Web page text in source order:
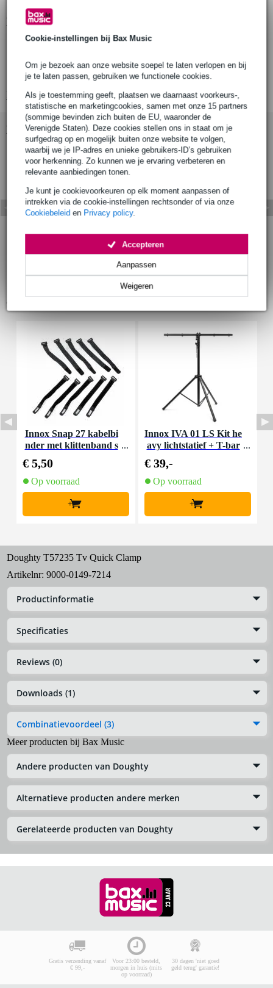
Cookie-instellingen bij Bax Music
Om je bezoek aan onze website soepel te laten verlopen en bij
je te laten passen, gebruiken we functionele cookies.
Als je toestemming geeft, plaatsen we daarnaast voorkeurs-,
statistische en marketingcookies, samen met onze 15 partners
(sommige bevinden zich buiten de EU, waaronder de
Verenigde Staten). Deze cookies stellen ons in staat om je
surfgedrag op en mogelijk buiten onze website te volgen,
waarbij we je IP-adres en unieke gebruikers-ID’s gebruiken
voor herkenning. Zo kunnen we je ervaring verbeteren en
relevante aanbiedingen tonen.
Je kunt je cookievoorkeuren op elk moment aanpassen of
intrekken via de cookie-instellingen rechtsonder of via onze
Cookiebeleid en Privacy policy.
Weigeren
Aanpassen
Accepteren
Productinformatie
Geschikt voor buisdiameter: 48 mm – 51 mm (1.89” – 2.01”)
Klem breedte: 50 mm (1.97”)
Spigot-ontvanger: Ø29 mm (1.14”)
Bekijk alle productspecificaties
Bekijk ook eens (1)
Accessoires (9)
Innox Snap 27 kabelbi
nder met klittenband s
€ 5,50
Op voorraad
+
Innox IVA 01 LS Kit he
avy lichtstatief + T-bar
€ 39,-
Op voorraad
+
Doughty T57235 Tv Quick Clamp
Artikelnr: 9000-0149-7214
Productinformatie
Specificaties
Reviews (0)
Downloads (1)
Combinatievoordeel (3)
Meer producten bij Bax Music
Andere producten van Doughty
Alternatieve producten andere merken
Gerelateerde producten van Doughty
Gratis verzending vanaf
€ 99,-
Voor 23:00 besteld,
morgen in huis (mits
op voorraad)
30 dagen 'niet goed
geld terug' garantie!